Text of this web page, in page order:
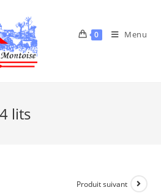
0 Menu
lits
Produit suivant